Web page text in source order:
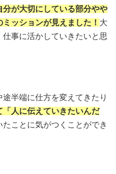
分が大切にしている部分やや
ッションが見えました！ 大
事に活かしていきたいと思
半端に仕方を変えてきたり
「人に伝えていきたいんだ
ことに気がつくことができ